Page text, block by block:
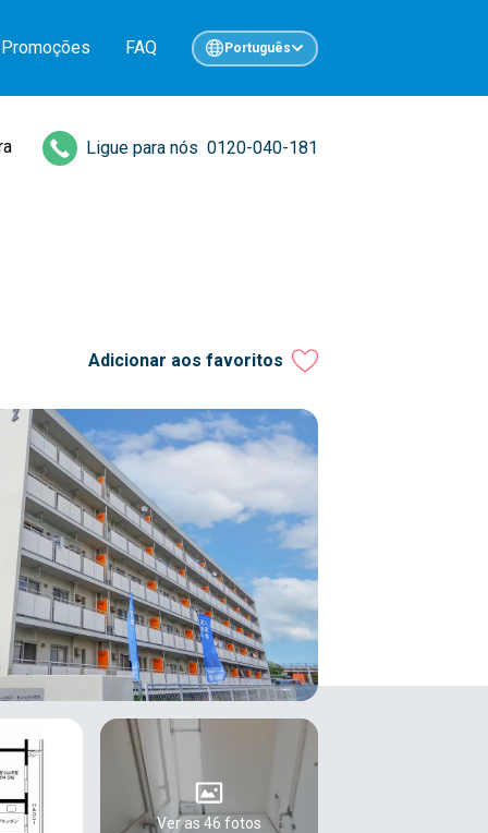
Promoções FAQ Português
Ligue para nós 0120-040-181
Adicionar aos favoritos
Ver as 46 fotos